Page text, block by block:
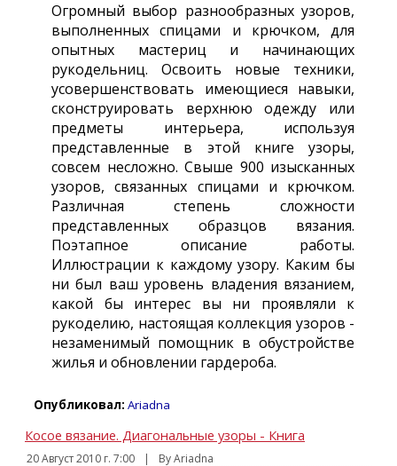
Огромный выбор разнообразных узоров,
выполненных спицами и крючком, для
опытных мастериц и начинающих
рукодельниц. Освоить новые техники,
усовершенствовать имеющиеся навыки,
сконструировать верхнюю одежду или
предметы интерьера, используя
представленные в этой книге узоры,
совсем несложно. Свыше 900 изысканных
узоров, связанных спицами и крючком.
Различная степень сложности
представленных образцов вязания.
Поэтапное описание работы.
Иллюстрации к каждому узору. Каким бы
ни был ваш уровень владения вязанием,
какой бы интерес вы ни проявляли к
рукоделию, настоящая коллекция узоров -
незаменимый помощник в обустройстве
жилья и обновлении гардероба.
Опубликовал: Ariadna
Косое вязание. Диагональные узоры - Книга
20 Август 2010 г. 7:00 | By Ariadna